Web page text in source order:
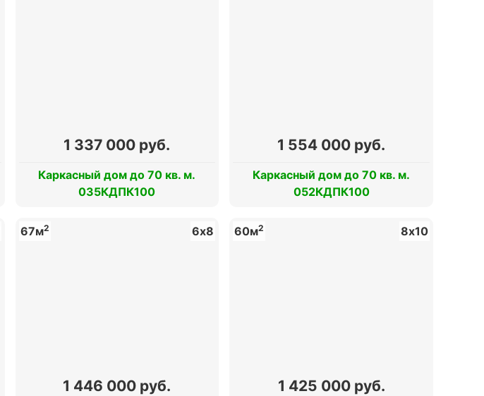
1 337 000 руб.
Каркасный дом до 70 кв. м.
035КДПК100
1 554 000 руб.
Каркасный дом до 70 кв. м.
052КДПК100
67м2 6х8
1 446 000 руб.
60м2 8х10
1 425 000 руб.